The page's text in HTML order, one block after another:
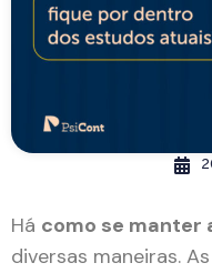
Há como se manter
diversas maneiras.